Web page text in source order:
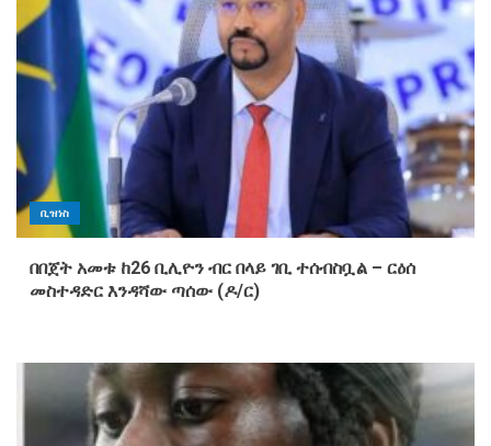
ቢዝነስ
በበጀት አመቱ ከ26 ቢሊዮን ብር በላይ ገቢ ተሰብስቧል – ርዕሰ
መስተዳድር እንዳሻው ጣሰው (ዶ/ር)